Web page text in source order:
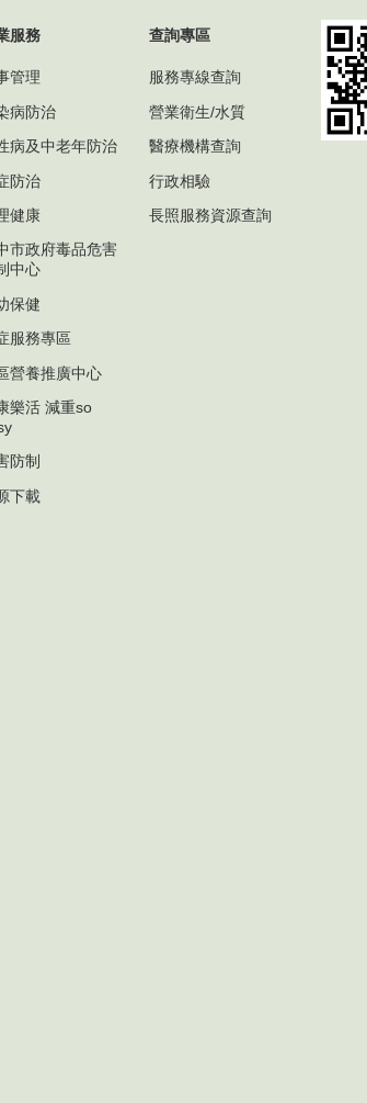
服務
管理
病防治
病及中老年防治
防治
健康
市政府毒品危害
中心
保健
服務專區
營養推廣中心
樂活 減重so
防制
下載
查詢專區
服務專線查詢
營業衛生/水質
醫療機構查詢
行政相驗
長照服務資源查詢